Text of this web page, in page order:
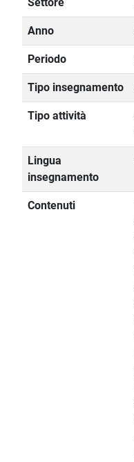
Settore
Anno
Periodo
Tipo insegnamento
Tipo attività
Lingua
insegnamento
Contenuti